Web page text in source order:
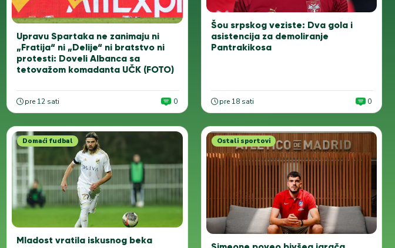
Upravu Spartaka ne zanimaju ni
„Fratija“ ni „Delije“ ni bratstvo ni
protesti: Doveli Albanca sa
tetovažom komadanta UČK (FOTO)
pre 12 sati 0
Šou srpskog veziste: Dva gola i
asistencija za demoliranje
Pantrakikosa
pre 18 sati 0
Domaći fudbal
Mladost vratila iskusnog beka
Ostali sportovi